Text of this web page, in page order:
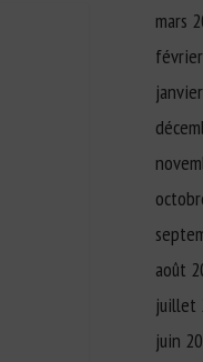
mars
août
juillet
juin